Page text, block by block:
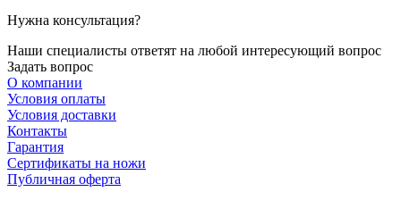
Нужна консультация?
Наши специалисты ответят на любой интересующий вопрос
Задать вопрос
О компании
Условия оплаты
Условия доставки
Контакты
Гарантия
Сертификаты на ножи
Публичная оферта